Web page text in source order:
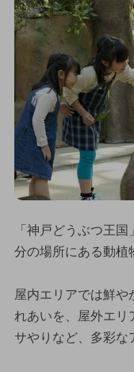
「神戸どうぶつ王
分の場所にある動植
屋内エリアでは鮮や
れあいを、屋外エリ
サやりなど、多彩な